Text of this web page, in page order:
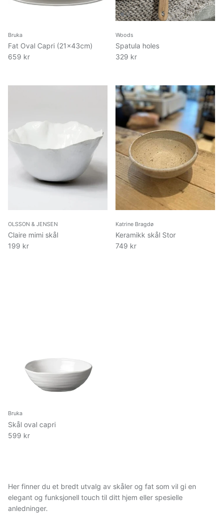
Bruka
Fat Oval Capri (21x43cm)
659 kr
Woods
Spatula holes
329 kr
OLSSON & JENSEN
Claire mimi skål
199 kr
Katrine Bragdø
Keramikk skål Stor
749 kr
Bruka
Skål oval capri
599 kr
Her finner du et bredt utvalg av skåler og fat som vil gi en
elegant og funksjonell touch til ditt hjem eller spesielle
anledninger.